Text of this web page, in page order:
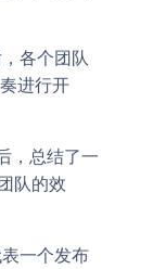
各个团队
进行开
，总结了一
队的效
一个发布